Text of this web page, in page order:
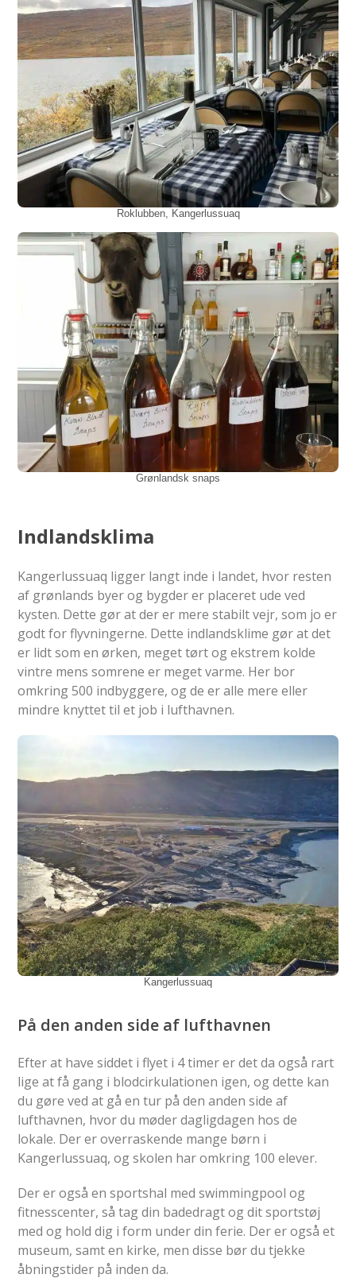
Roklubben, Kangerlussuaq
Grønlandsk snaps
Indlandsklima
Kangerlussuaq ligger langt inde i landet, hvor resten
af grønlands byer og bygder er placeret ude ved
kysten. Dette gør at der er mere stabilt vejr, som jo er
godt for flyvningerne. Dette indlandsklime gør at det
er lidt som en ørken, meget tørt og ekstrem kolde
vintre mens somrene er meget varme. Her bor
omkring 500 indbyggere, og de er alle mere eller
mindre knyttet til et job i lufthavnen.
Kangerlussuaq
På den anden side af lufthavnen
Efter at have siddet i flyet i 4 timer er det da også rart
lige at få gang i blodcirkulationen igen, og dette kan
du gøre ved at gå en tur på den anden side af
lufthavnen, hvor du møder dagligdagen hos de
lokale. Der er overraskende mange børn i
Kangerlussuaq, og skolen har omkring 100 elever.
Der er også en sportshal med swimmingpool og
fitnesscenter, så tag din badedragt og dit sportstøj
med og hold dig i form under din ferie. Der er også et
museum, samt en kirke, men disse bør du tjekke
åbningstider på inden da.